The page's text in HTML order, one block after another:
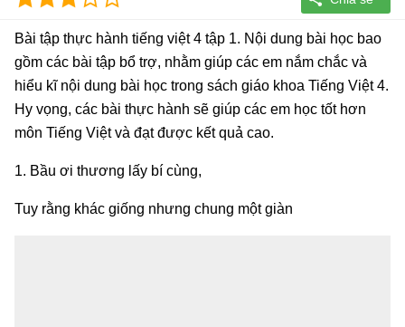
Bài tập thực hành tiếng việt 4 tập 1. Nội dung bài học bao
gồm các bài tập bổ trợ, nhằm giúp các em nắm chắc và
hiểu kĩ nội dung bài học trong sách giáo khoa Tiếng Việt 4.
Hy vọng, các bài thực hành sẽ giúp các em học tốt hơn
môn Tiếng Việt và đạt được kết quả cao.
1. Bầu ơi thương lấy bí cùng,
Tuy rằng khác giống nhưng chung một giàn